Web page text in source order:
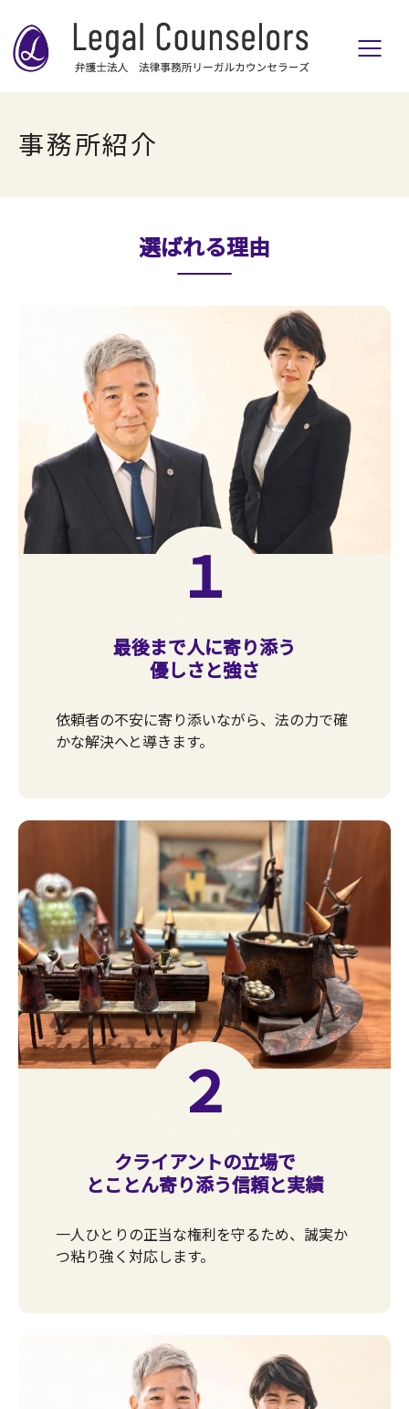
事務所紹介
選ばれる理由
１
最後まで人に寄り添う
優しさと強さ
依頼者の不安に寄り添いながら、法の力で確
かな解決へと導きます。
２
クライアントの立場で
とことん寄り添う信頼と実績
一人ひとりの正当な権利を守るため、誠実か
つ粘り強く対応します。